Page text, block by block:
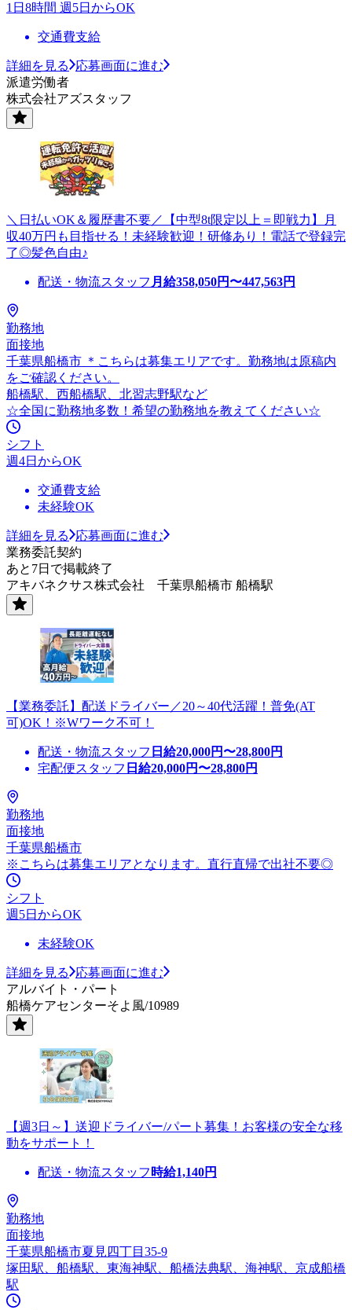
1日8時間 週5日からOK
交通費支給
詳細を見る
応募画面に進む
派遣労働者
株式会社アズスタッフ
＼日払いOK＆履歴書不要／【中型8t限定以上＝即戦力】月
収40万円も目指せる！未経験歓迎！研修あり！電話で登録完
了◎髪色自由♪
配送・物流スタッフ 月給358,050円〜447,563円
勤務地
面接地
千葉県船橋市 ＊こちらは募集エリアです。勤務地は原稿内
をご確認ください。
船橋駅、西船橋駅、北習志野駅など
☆全国に勤務地多数！希望の勤務地を教えてください☆
シフト
週4日からOK
交通費支給
未経験OK
詳細を見る
応募画面に進む
業務委託契約
あと7日で掲載終了
アキバネクサス株式会社 千葉県船橋市 船橋駅
【業務委託】配送ドライバー／20～40代活躍！普免(AT
可)OK！※Wワーク不可！
配送・物流スタッフ 日給20,000円〜28,800円
宅配便スタッフ 日給20,000円〜28,800円
勤務地
面接地
千葉県船橋市
※こちらは募集エリアとなります。直行直帰で出社不要◎
シフト
週5日からOK
未経験OK
詳細を見る
応募画面に進む
アルバイト・パート
船橋ケアセンターそよ風/10989
【週3日～】送迎ドライバー/パート募集！お客様の安全な移
動をサポート！
配送・物流スタッフ 時給1,140円
勤務地
面接地
千葉県船橋市夏見四丁目35-9
塚田駅、船橋駅、東海神駅、船橋法典駅、海神駅、京成船橋
駅